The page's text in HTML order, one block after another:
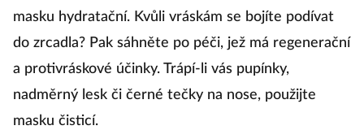
masku hydratační. Kvůli vráskám se bojíte podívat
do zrcadla? Pak sáhněte po péči, jež má regenerační
a protivráskové účinky. Trápí-li vás pupínky,
nadměrný lesk či černé tečky na nose, použijte
masku čisticí.